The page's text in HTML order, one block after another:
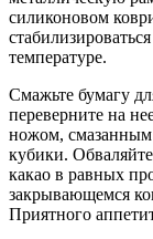
силиконовом
температуре.
Смажьте бумагу
переверните на
ножом, смазанным
кубики.
какао в равных
закрывающемся
Приятного